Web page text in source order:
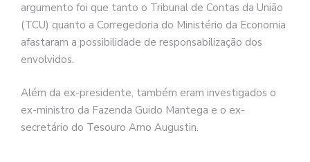
argumento foi que tanto o Tribunal de Contas da União
(TCU) quanto a Corregedoria do Ministério da Economia
afastaram a possibilidade de responsabilização dos
envolvidos.
Além da ex-presidente, também eram investigados o
ex-ministro da Fazenda Guido Mantega e o ex-
secretário do Tesouro Arno Augustin.